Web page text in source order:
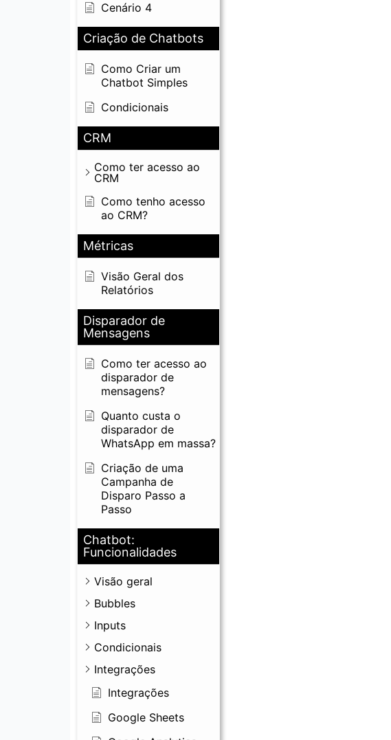
Cenário 4
Criação de Chatbots
Como Criar um
Chatbot Simples
Condicionais
CRM
Como ter acesso ao
CRM
Como tenho acesso
ao CRM?
Métricas
Visão Geral dos
Relatórios
Disparador de
Mensagens
Como ter acesso ao
disparador de
mensagens?
Quanto custa o
disparador de
WhatsApp em massa?
Criação de uma
Campanha de
Disparo Passo a
Passo
Chatbot:
Funcionalidades
Visão geral
Bubbles
Inputs
Condicionais
Integrações
Integrações
Google Sheets